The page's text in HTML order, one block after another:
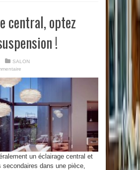
central, optez
!
SALON
un éclairage central et
secondaires dans une pièce,